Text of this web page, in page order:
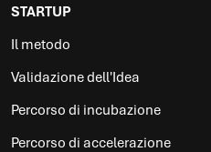
STARTUP
Il metodo
Validazione dell'Idea
Percorso di incubazione
Percorso di accelerazione